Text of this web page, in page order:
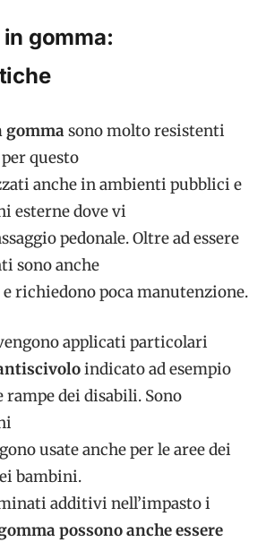
gomma:
gommasono molto resistenti
per questo
anche in ambienti pubblici e
esterne dove vi
pedonale. Oltre ad essere
sono anche
richiedono poca manutenzione.
applicati particolari
indicato ad esempio
rampe dei disabili. Sono
usate anche per le aree dei
bambini.
additivi nell’impasto i
possono anche essere